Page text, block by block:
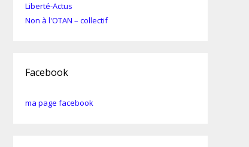
Liberté-Actus
Non à l'OTAN – collectif
Facebook
ma page facebook